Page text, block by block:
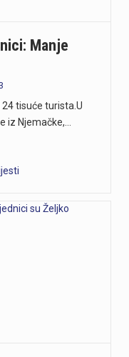
Manje
tisuće turista.U
iz Njemačke,…